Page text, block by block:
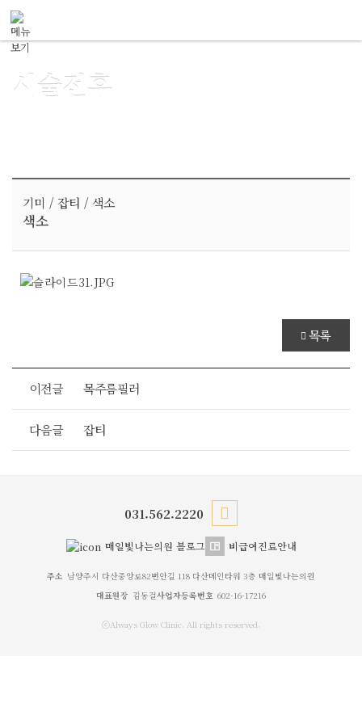
시술전후
기미 / 잡티 / 색소
색소
목록
이전글 목주름필러
다음글 잡티
031.562.2220
매일빛나는의원 블로그 비급여진료안내
주소 남양주시 다산중앙로82번안길 118 다산메인타워 3층 매일빛나는의원
대표원장 김동걸사업자등록번호 602-16-17216
ⓒAlways Glow Clinic. All rights reserved.